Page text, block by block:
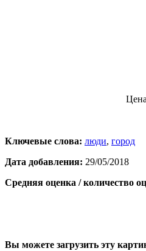
Ключевые слова: люди, город
Дата добавления: 29/05/2018
Средняя оценка / количество
Вы можете загрузить эту